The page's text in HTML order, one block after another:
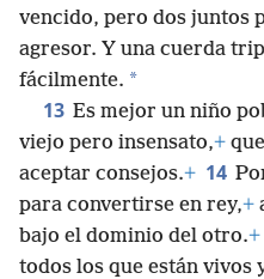
vencido, pero dos juntos
agresor. Y una cuerda
fácilmente. *
13 Es mejor un niño
viejo pero insensato,+
aceptar consejos.+ 14
para convertirse en rey,+
bajo el dominio del otro.+
todos los que están vivos